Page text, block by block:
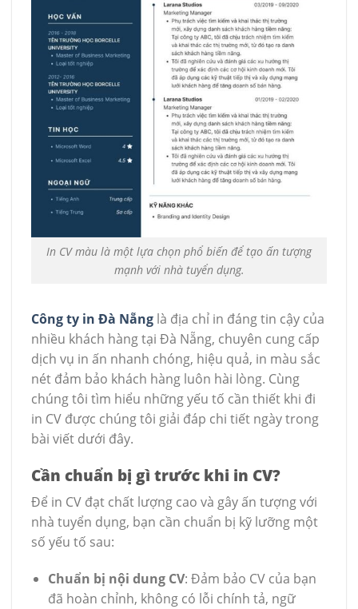
In CV màu là một lựa chọn phổ biến để tạo ấn tượng
mạnh với nhà tuyển dụng.
Công ty in Đà Nẵng là địa chỉ in đáng tin cậy của
nhiều khách hàng tại Đà Nẵng, chuyên cung cấp
dịch vụ in ấn nhanh chóng, hiệu quả, in màu sắc
nét đảm bảo khách hàng luôn hài lòng. Cùng
chúng tôi tìm hiểu những yếu tố cần thiết khi đi
in CV được chúng tôi giải đáp chi tiết ngày trong
bài viết dưới đây.
Cần chuẩn bị gì trước khi in CV?
Để in CV đạt chất lượng cao và gây ấn tượng với
nhà tuyển dụng, bạn cần chuẩn bị kỹ lưỡng một
số yếu tố sau:
Chuẩn bị nội dung CV: Đảm bảo CV của bạn
đã hoàn chỉnh, không có lỗi chính tả, ngữ